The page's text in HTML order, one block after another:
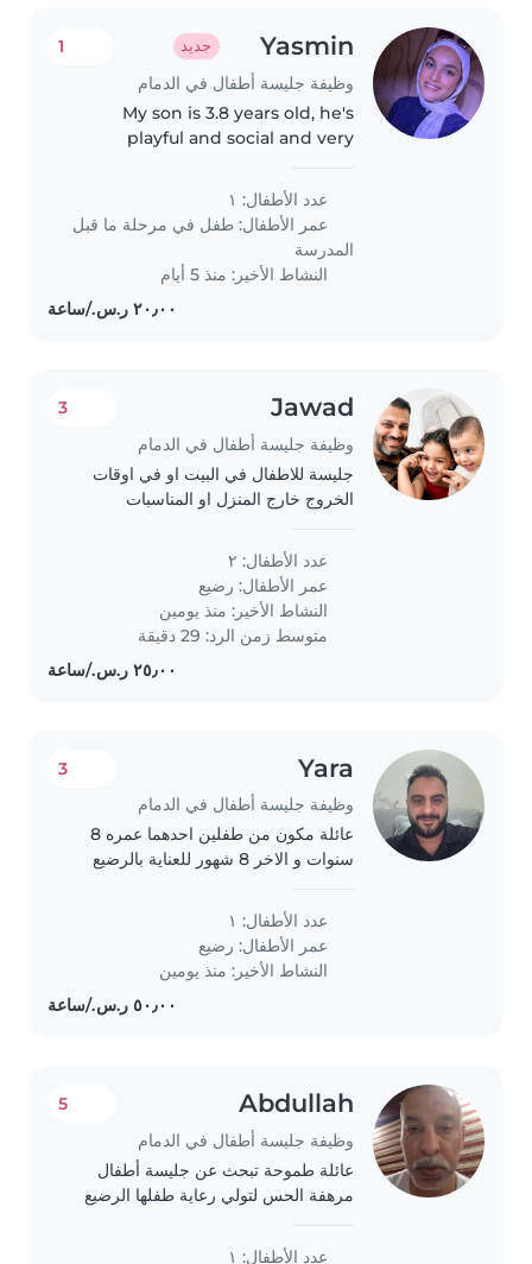
Yasmin جديد
وظيفة جليسة أطفال في الدمام
1
My son is 3.8 years old, he's
playful and social and very
after school as for homework
and light home chores
assistance
عدد الأطفال: ١
عمر الأطفال: طفل في مرحلة ما قبل
المدرسة
النشاط الأخير: منذ 5 أيام
Jawad
وظيفة جليسة أطفال في الدمام
3
جليسة للاطفال في البيت او في اوقات
الخروج خارج المنزل او المناسبات
عدد الأطفال: ٢
عمر الأطفال: رضيع
النشاط الأخير: منذ يومين
متوسط زمن الرد: 29 دقيقة
Yara
وظيفة جليسة أطفال في الدمام
3
عائلة مكون من طفلين احدهما عمره 8
سنوات و الاخر 8 شهور للعناية بالرضيع
عدد الأطفال: ١
عمر الأطفال: رضيع
النشاط الأخير: منذ يومين
Abdullah
وظيفة جليسة أطفال في الدمام
5
عائلة طموحة تبحث عن جليسة أطفال
مرهفة الحس لتولي رعاية طفلها الرضيع
على مساعدة الأطفال في أداء الواجبات
عدد الأطفال: ١